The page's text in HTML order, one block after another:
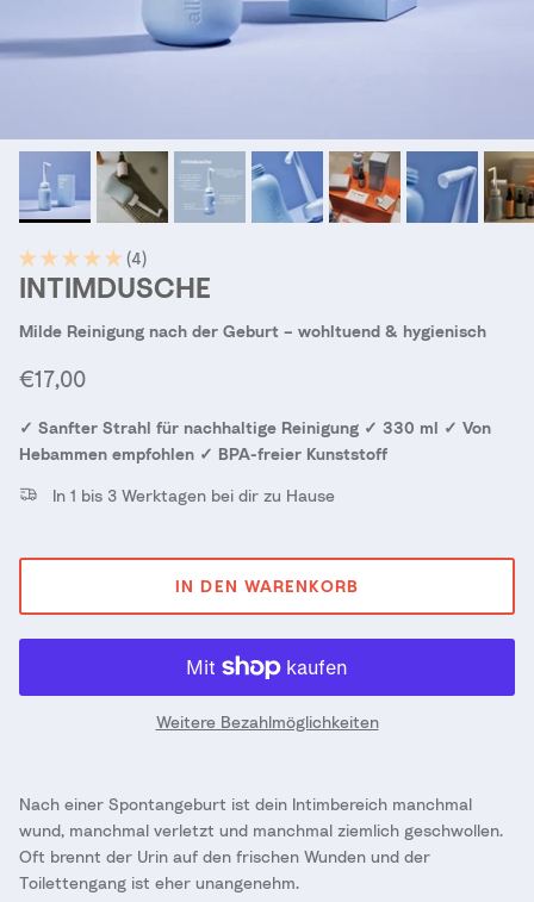
(4)
INTIMDUSCHE
Milde Reinigung nach der Geburt – wohltuend & hygienisch
Normaler Preis
€17,00
✓ Sanfter Strahl für nachhaltige Reinigung ✓ 330 ml ✓ Von
Hebammen empfohlen ✓ BPA-freier Kunststoff
In 1 bis 3 Werktagen bei dir zu Hause
IN DEN WARENKORB
Weitere Bezahlmöglichkeiten
Nach einer Spontangeburt ist dein Intimbereich manchmal
wund, manchmal verletzt und manchmal ziemlich geschwollen.
Oft brennt der Urin auf den frischen Wunden und der
Toilettengang ist eher unangenehm.